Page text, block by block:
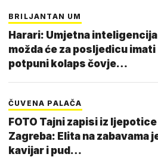
BRILJANTAN UM
Harari: Umjetna inteligencija
možda će za posljedicu imati
potpuni kolaps čovje…
ČUVENA PALAČA
FOTO Tajni zapisi iz ljepotice
Zagreba: Elita na zabavama jela
kavijar i pud…